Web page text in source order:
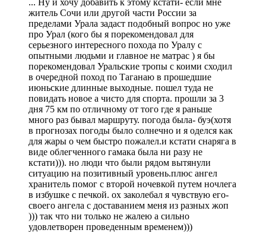
... Ну и хочу добавить к этому кстати- если мне
житель Сочи или другой части России за
пределами Урала задаст подобный вопрос но уже
про Урал (кого бы я порекомендовал для
серьезного интересного похода по Уралу с
опытными людьми и главное не матрас ) я бы
порекомендовал Уральские тропы с коими сходил
в очередной поход по Таганаю в прошедшие
июньские длинные выходные. пошел туда не
повидать новое а чисто для спорта. прошли за 3
дня 75 км по отличному от того где я раньше
много раз бывал маршруту. погода была- буэ(хотя
в прогнозах погоды было солнечно и я оделся как
для жары о чем быстро пожалел.и кстати снаряга в
виде облегченного гамака была ни разу не
кстати))). но люди что были рядом вытянули
ситуацию на позитивный уровень.плюс ангел
хранитель помог с второй ночевкой путем ночлега
в избушке с печкой. ох заколебал я чувствую его-
своего ангела с доставанием меня из разных жоп
))) так что ни только не жалею а сильно
удовлетворен проведенным временем)))